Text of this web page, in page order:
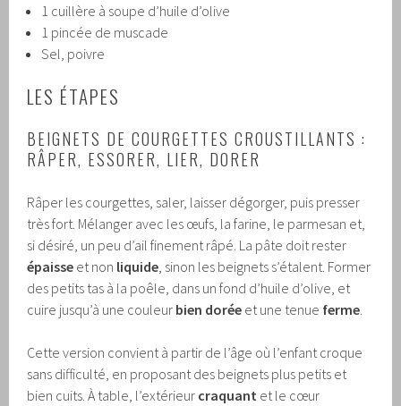
1 cuillère à soupe d’huile d’olive
1 pincée de muscade
Sel, poivre
LES ÉTAPES
BEIGNETS DE COURGETTES CROUSTILLANTS :
RÂPER, ESSORER, LIER, DORER
Râper les courgettes, saler, laisser dégorger, puis presser
très fort. Mélanger avec les œufs, la farine, le parmesan et,
si désiré, un peu d’ail finement râpé. La pâte doit rester
épaisse et non liquide , sinon les beignets s’étalent. Former
des petits tas à la poêle, dans un fond d’huile d’olive, et
cuire jusqu’à une couleur bien dorée et une tenue ferme
Cette version convient à partir de l’âge où l’enfant croque
sans difficulté, en proposant des beignets plus petits et
bien cuits. À table, l’extérieur craquant et le cœur